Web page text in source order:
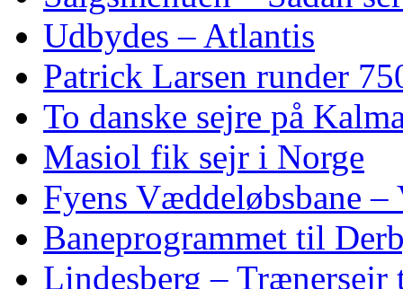
Udbydes – Atlantis
Patrick Larsen runder
To danske sejre på
Masiol fik sejr i Norge
Fyens Væddeløbsbane
Baneprogrammet til
Lindesberg – Trænersejr